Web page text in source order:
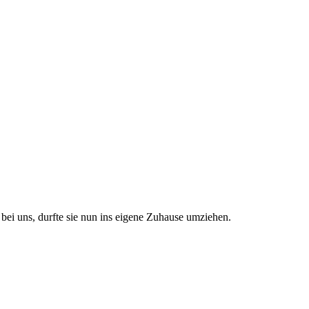
uns, durfte sie nun ins eigene Zuhause umziehen.